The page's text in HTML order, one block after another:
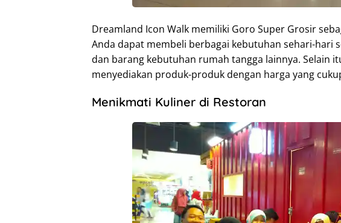
Dreamland Icon Walk memiliki Goro Super Grosir
Anda dapat membeli berbagai kebutuhan sehari-hari
dan barang kebutuhan rumah tangga lainnya. Selain
menyediakan produk-produk dengan harga yang
Menikmati Kuliner di Restoran